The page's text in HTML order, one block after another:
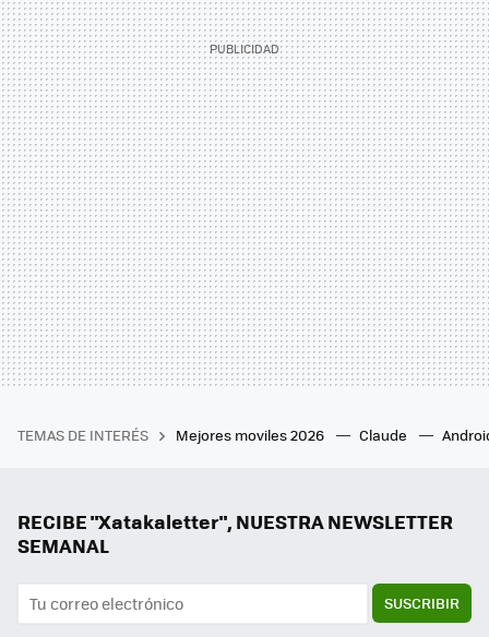
TEMAS DE INTERÉS Mejores moviles 2026 Claude
RECIBE "Xatakaletter", NUESTRA NEWSLETTER
SEMANAL
SUSCRIBIR